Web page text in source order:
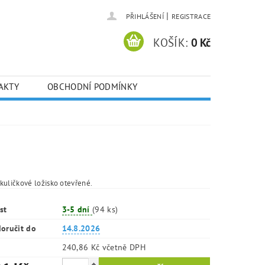
PŘIHLÁŠENÍ | REGISTRACE
KOŠÍK: 0 Kč
OBCHODNÍ PODMÍNKY
ložisko otevřené.
3-5 dní(94 ks)
do
14.8.2026
240,86 Kč včetně DPH